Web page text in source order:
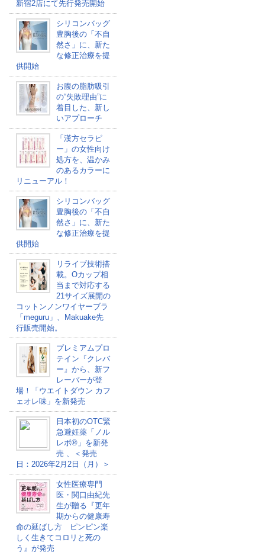
新宿2店にて先行発売開始
シリコンバッグ
豊胸後の「不自
然さ」に、新た
な修正治療を提
供開始
お腹の脂肪吸引
の“失敗理由”に
着目した、新し
いアプローチ
「漢方セラピ
ー」の女性向け
処方を、温かみ
のあるカラーに
リニューアル！
シリコンバッグ
豊胸後の「不自
然さ」に、新た
な修正治療を提
供開始
リライブ技術搭
載。Oカップ相
当まで対応する
21サイズ展開の
コットンノンワイヤーブラ
「meguru」、Makuake先
行販売開始。
プレミアムプロ
テイン『クレバ
ー』から、新フ
レーバーが登
場！「ウエイトダウン カフ
ェオレ味」を新発売
日本初のOTC緊
急避妊薬「ノル
レボ®」を新発
売 、＜発売
日：2026年2月2日（月）＞
女性医療専門
医・関口由紀先
生が贈る『更年
期からの健康寿
命の延ばし方 ピンピン楽
しく生きてコロリと死の
う』が発売